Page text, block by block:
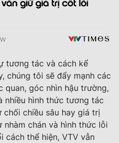
tương tác và cách kể
chúng tôi sẽ đẩy mạnh các
quan, góc nhìn hậu trường,
nhiều hình thức tương tác
chiều sâu hay giá trị
chán và hình thức lỗi
cách thể hiện, VTV vẫn